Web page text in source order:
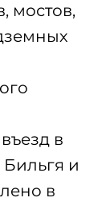
мостов,
в
и
в